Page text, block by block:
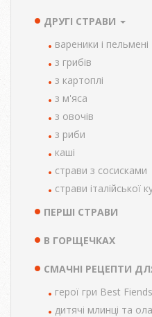
ДРУГІ СТРАВИ
вареники і пельмені
з грибів
з картоплі
з м'яса
з овочів
з риби
каші
страви з сосисками
страви італійської
ПЕРШІ СТРАВИ
В ГОРЩЕЧКАХ
СМАЧНІ РЕЦЕПТИ
герої гри Best Fiends
дитячі млинці та